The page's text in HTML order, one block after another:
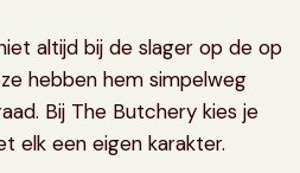
altijd bij de slager op de op
hebben hem simpelweg
Bij The Butchery kies je
elk een eigen karakter.